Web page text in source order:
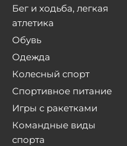
Бег и ходьба, легкая
атлетика
Обувь
Одежда
Колесный спорт
Спортивное питание
Игры с ракетками
Командные виды
спорта